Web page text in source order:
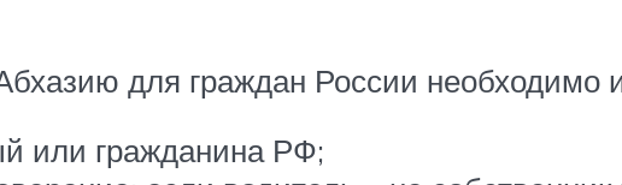
для граждан России
или гражданина РФ;